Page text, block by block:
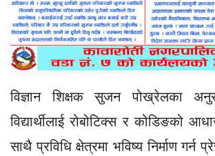
विज्ञान शिक्षक सुजन पोख्रेलका
विद्यार्थीलाई रोबोटिक्स र कोडिङको
साथै प्रविधि क्षेत्रमा भविष्य निर्माण गर्न